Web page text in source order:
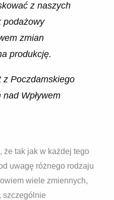
z naszych
podażowy
zmian
produkcję.
z Poczdamskiego
Wpływem
że tak jak w każdej tego
uwagę różnego rodzaju
wiele zmiennych,
szczególnie